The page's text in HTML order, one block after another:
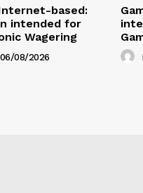
based:
intended for
Wagering
06/08/2026